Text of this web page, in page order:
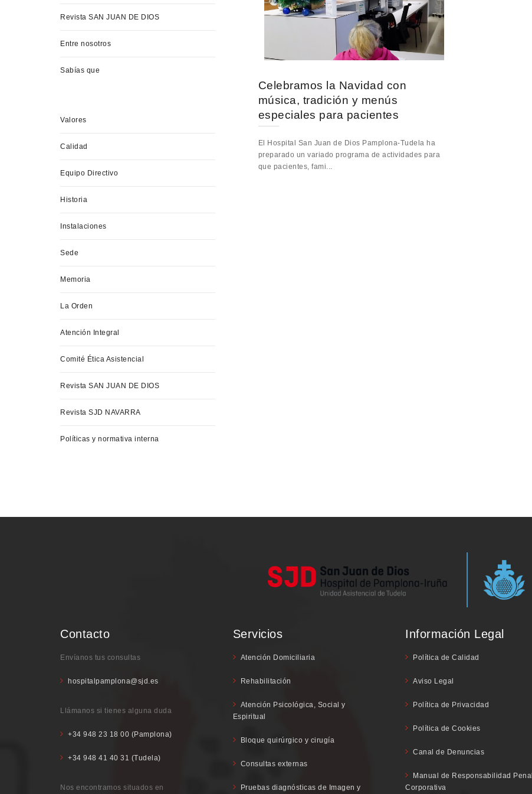
Celebramos la Navidad con
música, tradición y menús
especiales para pacientes
El Hospital San Juan de Dios Pamplona-Tudela ha
preparado un variado programa de actividades para
que pacientes, fami...
Revista SAN JUAN DE DIOS
Entre nosotros
Sabías que
Valores
Calidad
Equipo Directivo
Historia
Instalaciones
Sede
Memoria
La Orden
Atención Integral
Comité Ética Asistencial
Revista SAN JUAN DE DIOS
Revista SJD NAVARRA
Políticas y normativa interna
Contacto
Envíanos tus consultas
hospitalpamplona@sjd.es
Llámanos si tienes alguna duda
+34 948 23 18 00 (Pamplona)
+34 948 41 40 31 (Tudela)
Nos encontramos situados en
Servicios
Atención Domiciliaria
Rehabilitación
Atención Psicológica, Social y
Espiritual
Bloque quirúrgico y cirugía
Consultas externas
Pruebas diagnósticas de Imagen y
Información Legal
Política de Calidad
Aviso Legal
Política de Privacidad
Política de Cookies
Canal de Denuncias
Manual de Responsabilidad Penal
Corporativa